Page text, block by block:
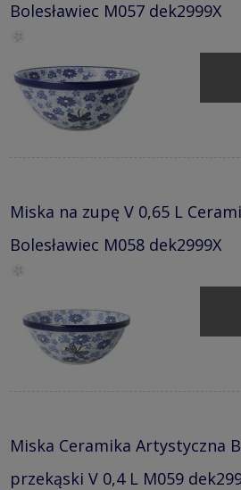
Bolesławiec M057 dek2999X
Miska na zupę V 0,65 L
Bolesławiec M058 dek2999X
Miska Ceramika Artystyczna
przekąski V 0,4 L M059